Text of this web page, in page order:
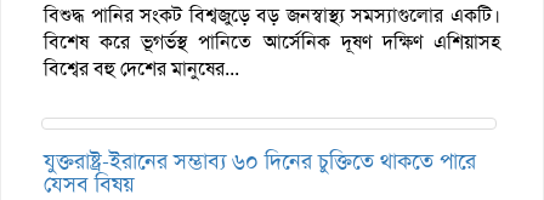
বিশুদ্ধ পানির সংকট বিশ্বজুড়ে বড় জনস্বাস্থ্য সমস্যাগুলোর একটি।
বিশেষ করে ভূগর্ভস্থ পানিতে আর্সেনিক দূষণ দক্ষিণ এশিয়াসহ
বিশ্বের বহু দেশের মানুষের...
যুক্তরাষ্ট্র-ইরানের সম্ভাব্য ৬০ দিনের চুক্তিতে থাকতে পারে
যেসব বিষয়